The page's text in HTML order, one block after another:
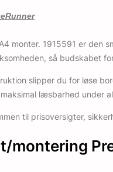
monter. 1915591 er den
så budskabet
slipper du for løse
læsbarhed under
til prisoversigter,
montering